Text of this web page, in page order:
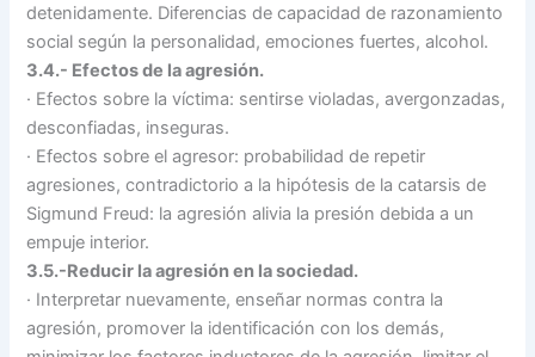
detenidamente. Diferencias de capacidad de razonamiento
social según la personalidad, emociones fuertes, alcohol.
3.4.- Efectos de la agresión.
· Efectos sobre la víctima: sentirse violadas, avergonzadas,
desconfiadas, inseguras.
· Efectos sobre el agresor: probabilidad de repetir
agresiones, contradictorio a la hipótesis de la catarsis de
Sigmund Freud: la agresión alivia la presión debida a un
empuje interior.
3.5.-Reducir la agresión en la sociedad.
· Interpretar nuevamente, enseñar normas contra la
agresión, promover la identificación con los demás,